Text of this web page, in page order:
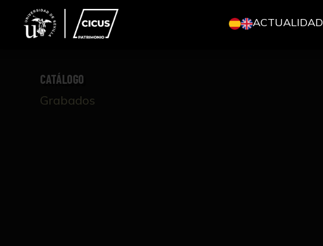
ACTUALIDAD
CATÁLOGO
Grabados